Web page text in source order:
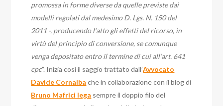
promossa in forme diverse da quelle previste dai
modelli regolati dal medesimo D. Lgs. N. 150 del
2011 -, producendo l’atto gli effetti del ricorso, in
virtù del principio di conversione, se comunque
venga depositato entro il termine di cui all’art. 641
cpc”. Inizia così il saggio trattato dall’Avvocato
Davide Cornalba che in collaborazione con il blog di
Bruno Mafrici lega sempre il doppio filo del